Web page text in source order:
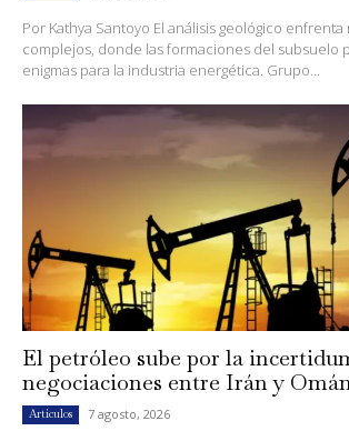
Por Kathya Santoyo El análisis geológico
complejos, donde las formaciones del subsuelo
enigmas para la industria energética. Grupo...
El petróleo sube por la
negociaciones entre Irán y
Artículos 7 agosto, 2026